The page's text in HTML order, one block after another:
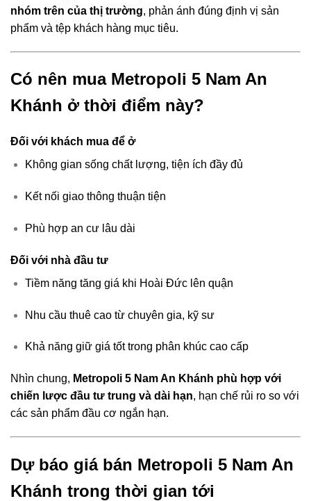
nhóm trên của thị trường, phản ánh đúng định vị sản
phẩm và tệp khách hàng mục tiêu.
Có nên mua Metropoli 5 Nam An
Khánh ở thời điểm này?
Đối với khách mua để ở
Không gian sống chất lượng, tiện ích đầy đủ
Kết nối giao thông thuận tiện
Phù hợp an cư lâu dài
Đối với nhà đầu tư
Tiềm năng tăng giá khi Hoài Đức lên quận
Nhu cầu thuê cao từ chuyên gia, kỹ sư
Khả năng giữ giá tốt trong phân khúc cao cấp
Nhìn chung, Metropoli 5 Nam An Khánh phù hợp với
chiến lược đầu tư trung và dài hạn, hạn chế rủi ro so với
các sản phẩm đầu cơ ngắn hạn.
Dự báo giá bán Metropoli 5 Nam An
Khánh trong thời gian tới